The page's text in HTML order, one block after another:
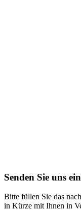
Senden Sie uns
Bitte füllen Sie das
in Kürze mit Ihnen in